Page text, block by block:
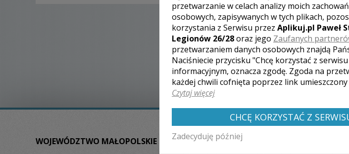
Liczba
WOJEWÓDZTWO MAŁOPOLSKIE – ZOBACZ LISTĘ FOTOGRAFÓW Z INNYCH MIAST:
przetwarzanie w celach analizy moich
osobowych, zapisywanych w tych plikach,
korzystania z Serwisu przez Aplikuj.pl Paweł
Legionów 26/28oraz jego Zaufanych
przetwarzaniem danych osobowych znajdą
Naciśniecie przycisku "Chcę korzystać z
informacyjnym, oznacza zgodę. Zgoda na
każdej chwili cofnięta poprzez link
Czytaj więcej
CHCĘ KORZYSTAĆ Z
Zadecyduję później